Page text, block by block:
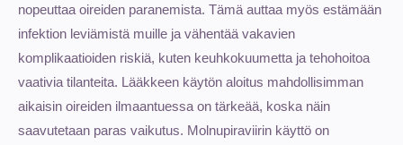
nopeuttaa oireiden paranemista. Tämä auttaa myös estämään
infektion leviämistä muille ja vähentää vakavien
komplikaatioiden riskiä, kuten keuhkokuumetta ja tehohoitoa
vaativia tilanteita. Lääkkeen käytön aloitus mahdollisimman
aikaisin oireiden ilmaantuessa on tärkeää, koska näin
saavutetaan paras vaikutus. Molnupiraviirin käyttö on